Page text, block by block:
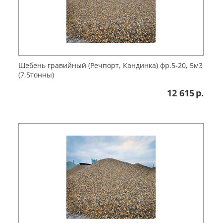
Щебень гравийный (Речпорт, Кандинка) фр.5-20, 5м3
(7,5тонны)
12 615р.